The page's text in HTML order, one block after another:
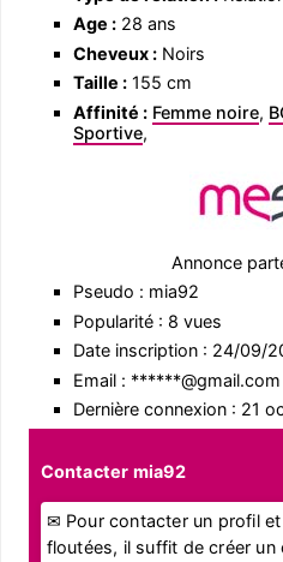
Age :28 ans
Cheveux :Noirs
Taille :155 cm
Affinité : Femme noire,
Sportive,
Annonce
Pseudo : mia92
Popularité : 8 vues
Date inscription : 24/09/
Email : ******@gmail.com
Dernière connexion : 21
Contacter mia92
✉ Pour contacter un profil
floutées, il suffit de créer